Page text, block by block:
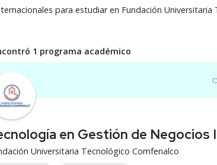
para estudiar en Fundación
1 programa académico
en Gestión de Negocios
Universitaria Tecnológico Comfenalco